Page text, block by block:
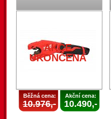
AKCE
UKONČENA
Běžná cena:
10.976,-
Akční cena:
10.490,-